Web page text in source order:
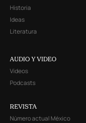
Historia
Ideas
Literatura
AUDIO Y VIDEO
Videos
Podcasts
REVISTA
Número actual México